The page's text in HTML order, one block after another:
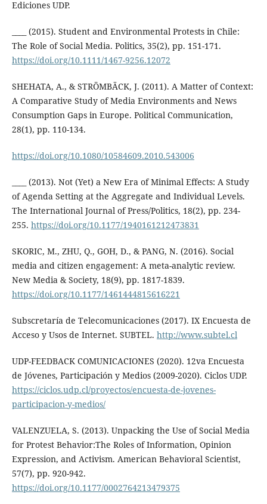
Ediciones UDP.
____ (2015). Student and Environmental Protests in Chile:
The Role of Social Media. Politics, 35(2), pp. 151-171.
https://doi.org/10.1111/1467-9256.12072
SHEHATA, A., & STRÖMBÄCK, J. (2011). A Matter of Context:
A Comparative Study of Media Environments and News
Consumption Gaps in Europe. Political Communication,
28(1), pp. 110-134.
https://doi.org/10.1080/10584609.2010.543006
____ (2013). Not (Yet) a New Era of Minimal Effects: A Study
of Agenda Setting at the Aggregate and Individual Levels.
The International Journal of Press/Politics, 18(2), pp. 234-
255. https://doi.org/10.1177/1940161212473831
SKORIC, M., ZHU, Q., GOH, D., & PANG, N. (2016). Social
media and citizen engagement: A meta-analytic review.
New Media & Society, 18(9), pp. 1817-1839.
https://doi.org/10.1177/1461444815616221
Subscretaría de Telecomunicaciones (2017). IX Encuesta de
Acceso y Usos de Internet. SUBTEL. http://www.subtel.cl
UDP-FEEDBACK COMUNICACIONES (2020). 12va Encuesta
de Jóvenes, Participación y Medios (2009-2020). Ciclos UDP.
https://ciclos.udp.cl/proyectos/encuesta-de-jovenes-
participacion-y-medios/
VALENZUELA, S. (2013). Unpacking the Use of Social Media
for Protest Behavior:The Roles of Information, Opinion
Expression, and Activism. American Behavioral Scientist,
57(7), pp. 920-942.
https://doi.org/10.1177/0002764213479375